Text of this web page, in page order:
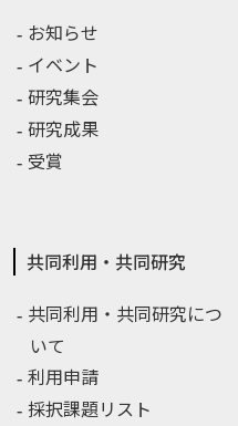
お知らせ
イベント
研究集会
研究成果
受賞
共同利用・共同研究
共同利用・共同研究につ
いて
利用申請
採択課題リスト